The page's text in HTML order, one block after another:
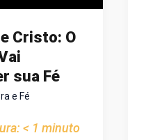
Cristo: O
sua Fé
e Fé
< 1 minuto